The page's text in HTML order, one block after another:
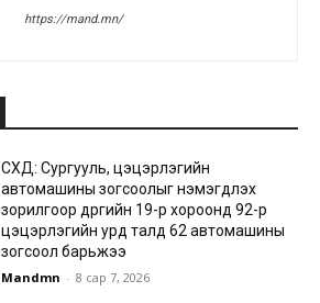
https://mand.mn/
СХД: Сургууль, цэцэрлэгийн
автомашины зогсоолыг нэмэгдүүлэх
зорилгоор дүүргийн 19-р хороонд 92-р
цэцэрлэгийн урд талд 62 автомашины
зогсоол барьжээ
Mandmn - 8 сар 7, 2026